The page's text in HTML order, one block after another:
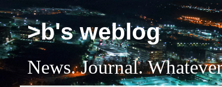
>b's weblog
News. Journal.